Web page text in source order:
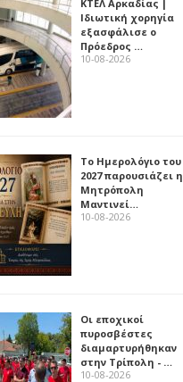
ΚΤΕΛ Αρκαδίας |
Ιδιωτική χορηγία
εξασφάλισε ο
Πρόεδρος …
10-08-2026
Το Ημερολόγιο του
2027 παρουσιάζει η
Μητρόπολη
Μαντινεί…
10-08-2026
Οι εποχικοί
πυροσβέστες
διαμαρτυρήθηκαν
στην Τρίπολη - …
10-08-2026